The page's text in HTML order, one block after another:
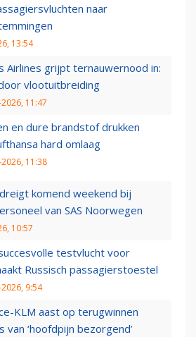
naar
13:54
Airlines grijpt ternauwernood in:
vlootuitbreiding
11:47
en dure brandstof drukken
hard omlaag
11:38
komend weekend bij
van SAS Noorwegen
10:57
testvlucht voor
Russisch passagierstoestel
9:54
KLM aast op terugwinnen
van ‘hoofdpijn bezorgend’